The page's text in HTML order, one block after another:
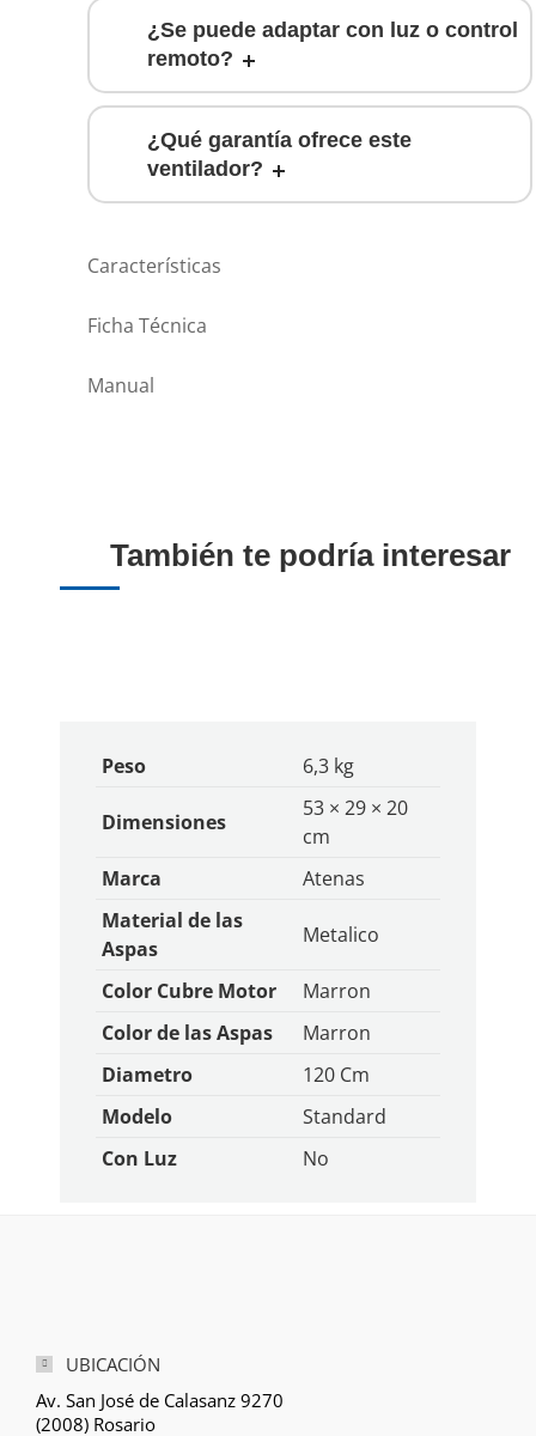
¿Se puede adaptar con luz o control
remoto?
¿Qué garantía ofrece este
ventilador?
Características
Ficha Técnica
Manual
También te podría interesar
Peso 6,3 kg
Dimensiones
53 × 29 × 20
cm
Marca
Atenas
Material de las
Aspas
Metalico
Color Cubre Motor
Marron
Color de las Aspas
Marron
Diametro
120 Cm
Modelo
Standard
Con Luz
No
UBICACIÓN
Av. San José de Calasanz 9270
(2008) Rosario